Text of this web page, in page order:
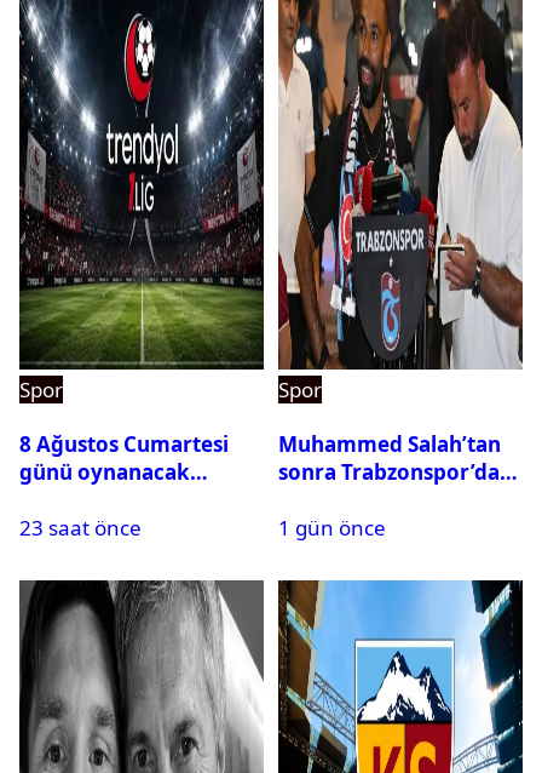
Spor
8 Ağustos Cumartesi
günü oynanacak
23 saat önce
Spor
Muhammed Salah’tan
sonra Trabzonspor’dan
1 gün önce